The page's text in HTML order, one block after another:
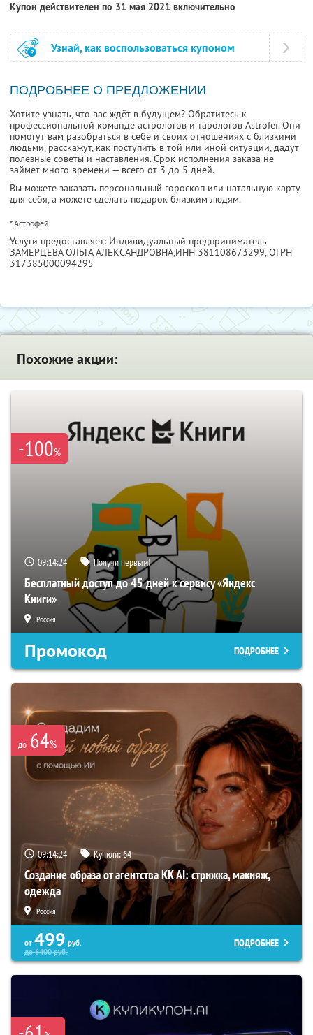
Купон действителен по 31 мая 2021 включительно
Узнай, как воспользоваться купоном
ПОДРОБНЕЕ О ПРЕДЛОЖЕНИИ
Хотите узнать, что вас ждёт в будущем? Обратитесь к
профессиональной команде астрологов и тарологов Astrofei. Они
помогут вам разобраться в себе и своих отношениях с близкими
людьми, расскажут, как поступить в той или иной ситуации, дадут
полезные советы и наставления. Срок исполнения заказа не
займет много времени — всего от 3 до 5 дней.
Вы можете заказать персональный гороскоп или натальную карту
для себя, а можете сделать подарок близким людям.
* Астрофей
Услуги предоставляет: Индивидуальный предприниматель
ЗАМЕРЦЕВА ОЛЬГА АЛЕКСАНДРОВНА,ИНН 381108673299, ОГРН
317385000094295
Похожие акции:
-100%
09:14:23 Получи первым!
Бесплатный доступ до 45 дней к сервису «Яндекс
Книги»
Россия
Промокод ПОДРОБНЕЕ
до 64%
09:14:23 Купили:64
Создание образа от агентства KK AI: стрижка, макияж,
одежда
Россия
от 499 руб.
до6400руб.
ПОДРОБНЕЕ